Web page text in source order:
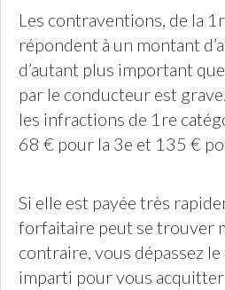
Les contraventions, de la
répondent à un montant
d’autant plus important
par le conducteur est
les infractions de 1re
68 € pour la 3e et 135 €
Si elle est payée très
forfaitaire peut se trouver
contraire, vous dépassez
imparti pour vous acquitter